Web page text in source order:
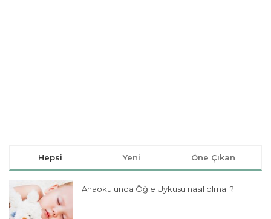
Hepsi Yeni Öne Çıkan
Anaokulunda Öğle Uykusu nasıl olmalı?